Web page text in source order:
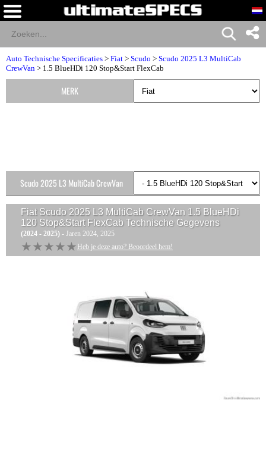
Auto Technische Specificaties > Fiat > Scudo > Scudo 2025 L3 MultiCab
CrewVan > 1.5 BlueHDi 120 Stop&Start FlexCab
Fiat Scudo 2025 L3 MultiCab CrewVan 1.5 BlueHDi
120 Stop&Start FlexCabTechnische Gegevens
(2024 - 2025) - Jaren 2024, 2025
★★★★★
★★★★★ Heb je deze auto? Beoordeel hem!
MERK
Scudo 2025 L3 MultiCab CrewVan
Versies